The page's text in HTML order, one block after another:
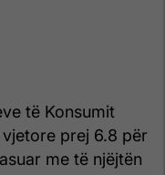
të Konsumit
prej 6.8 për
me të njëjtën